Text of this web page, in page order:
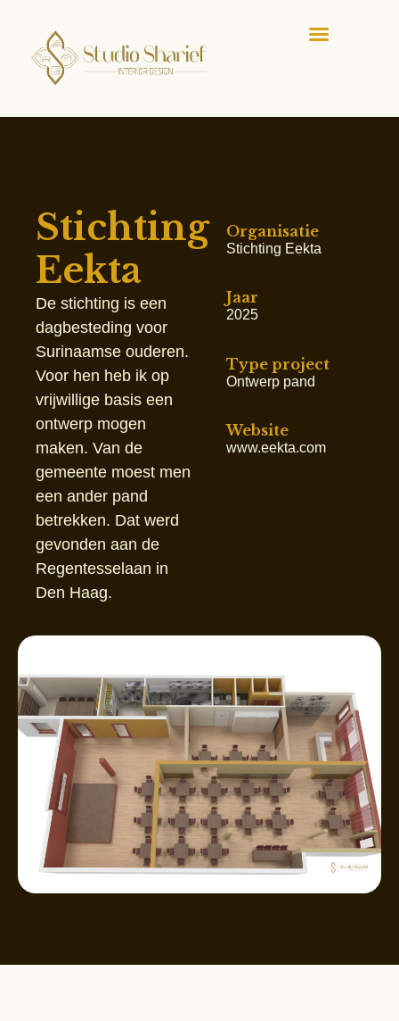
Stichting
Eekta
De stichting is een
dagbesteding voor
Surinaamse ouderen.
Voor hen heb ik op
vrijwillige basis een
ontwerp mogen
maken. Van de
gemeente moest men
een ander pand
betrekken. Dat werd
gevonden aan de
Regentesselaan in
Den Haag.
Organisatie
Stichting Eekta
Jaar
2025
Type project
Ontwerp pand
Website
www.eekta.com